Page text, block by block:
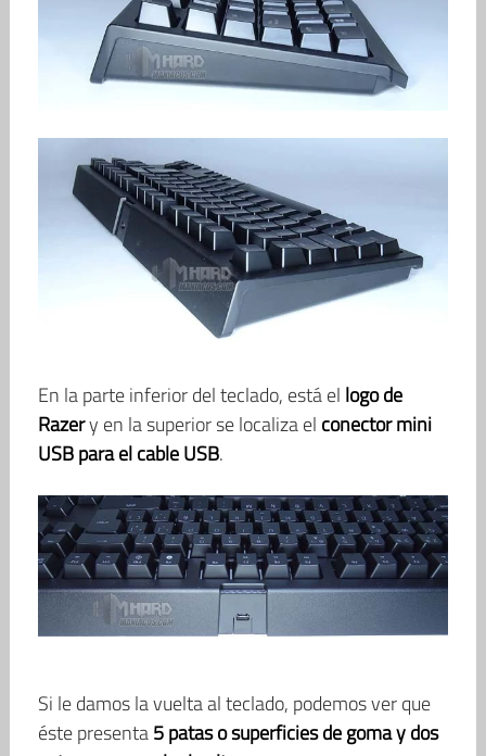
En la parte inferior del teclado, está el logo de
Razery en la superior se localiza el conector mini
USB para el cable USB.
Si le damos la vuelta al teclado, podemos ver que
éste presenta5 patas o superficies de goma y dos